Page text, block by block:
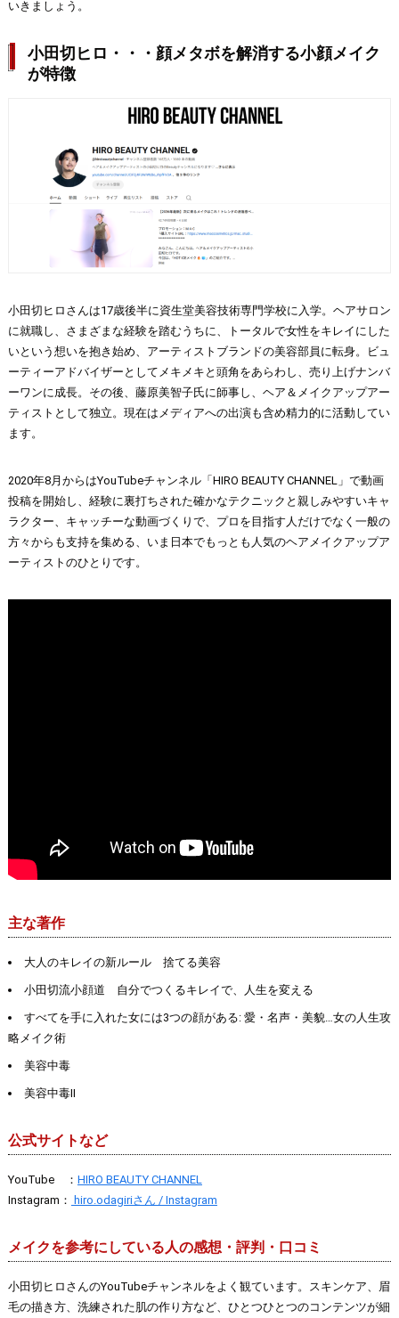
いきましょう。
小田切ヒロ・・・顔メタボを解消する小顔メイク
が特徴
小田切ヒロさんは17歳後半に資生堂美容技術専門学校に入学。ヘアサロン
に就職し、さまざまな経験を踏むうちに、トータルで女性をキレイにした
いという想いを抱き始め、アーティストブランドの美容部員に転身。ビュ
ーティーアドバイザーとしてメキメキと頭角をあらわし、売り上げナンバ
ーワンに成長。その後、藤原美智子氏に師事し、ヘア＆メイクアップアー
ティストとして独立。現在はメディアへの出演も含め精力的に活動してい
ます。
2020年8月からはYouTubeチャンネル「HIRO BEAUTY CHANNEL」で動画
投稿を開始し、経験に裏打ちされた確かなテクニックと親しみやすいキャ
ラクター、キャッチーな動画づくりで、プロを目指す人だけでなく一般の
方々からも支持を集める、いま日本でもっとも人気のヘアメイクアップア
ーティストのひとりです。
主な著作
大人のキレイの新ルール 捨てる美容
小田切流小顔道 自分でつくるキレイで、人生を変える
すべてを手に入れた女には3つの顔がある: 愛・名声・美貌…女の人生攻
略メイク術
美容中毒
美容中毒II
公式サイトなど
YouTube ： HIRO BEAUTY CHANNEL
Instagram：
hiro.odagiriさん / Instagram
メイクを参考にしている人の感想・評判・口コミ
小田切ヒロさんのYouTubeチャンネルをよく観ています。スキンケア、眉
毛の描き方、洗練された肌の作り方など、ひとつひとつのコンテンツが細